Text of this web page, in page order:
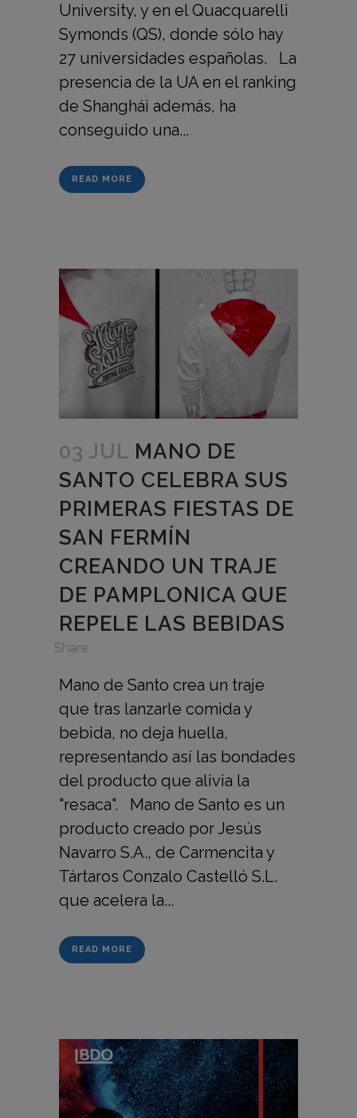
University, y en el Quacquarelli
Symonds (QS), donde sólo hay
27 universidades españolas. La
presencia de la UA en el ranking
de Shanghái además, ha
conseguido una...
READ MORE
03 JUL MANO DE
SANTO CELEBRA SUS
PRIMERAS FIESTAS DE
SAN FERMÍN
CREANDO UN TRAJE
DE PAMPLONICA QUE
REPELE LAS BEBIDAS
Share
Mano de Santo crea un traje
que tras lanzarle comida y
bebida, no deja huella,
representando así las bondades
del producto que alivia la
"resaca". Mano de Santo es un
producto creado por Jesús
Navarro S.A., de Carmencita y
Tártaros Conzalo Castelló S.L.
que acelera la...
READ MORE